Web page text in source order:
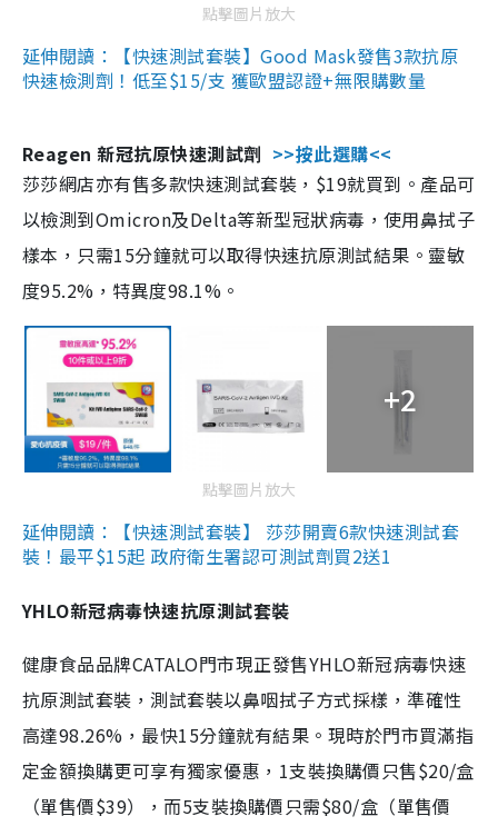
點擊圖片放大
延伸閱讀：【快速測試套裝】Good Mask發售3款抗原
快速檢測劑！低至$15/支 獲歐盟認證+無限購數量
Reagen 新冠抗原快速測試劑 >>按此選購<<
莎莎網店亦有售多款快速測試套裝，$19就買到。產品可
以檢測到Omicron及Delta等新型冠狀病毒，使用鼻拭子
樣本，只需15分鐘就可以取得快速抗原測試結果。靈敏
度95.2%，特異度98.1%。
+2
點擊圖片放大
延伸閱讀：【快速測試套裝】 莎莎開賣6款快速測試套
裝！最平$15起 政府衛生署認可測試劑買2送1
YHLO新冠病毒快速抗原測試套裝
健康食品品牌CATALO門市現正發售YHLO新冠病毒快速
抗原測試套裝，測試套裝以鼻咽拭子方式採樣，準確性
高達98.26%，最快15分鐘就有結果。現時於門市買滿指
定金額換購更可享有獨家優惠，1支裝換購價只售$20/盒
（單售價$39），而5支裝換購價只需$80/盒（單售價